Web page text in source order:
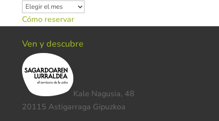
Archivos
Cómo reservar
Ven y descubre
Kale Nagusia, 48
20115 Astigarraga Gipuzkoa